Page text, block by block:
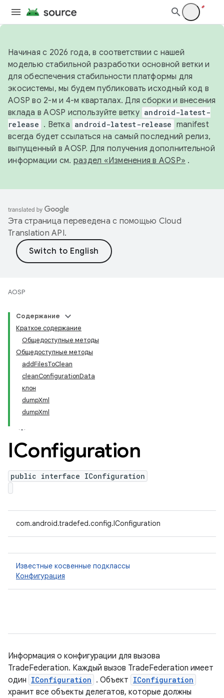
Начиная с 2026 года, в соответствии с нашей
моделью стабильной разработки основной ветки и
для обеспечения стабильности платформы для
экосистемы, мы будем публиковать исходный код в
AOSP во 2-м и 4-м кварталах. Для сборки и внесения
вклада в AOSP используйте ветку android-latest-
release . Ветка android-latest-release manifest
всегда будет ссылаться на самый последний релиз,
выпущенный в AOSP. Для получения дополнительной
информации см. раздел «Изменения в AOSP» .
Эта страница переведена с помощью Cloud
Translation API.
AOSP
Содержание
Краткое содержание
Общедоступные методы
Общедоступные методы
addFilesToClean
cleanConfigurationData
клон
dumpXml
dumpXml
IConfiguration
public interface IConfiguration
com.android.tradefed.config.IConfiguration
Известные косвенные подклассы
Конфигурация
Информация о конфигурации для вызова
TradeFederation. Каждый вызов TradeFederation имеет
один IConfiguration . Объект IConfiguration
хранит все объекты делегатов, которые должны